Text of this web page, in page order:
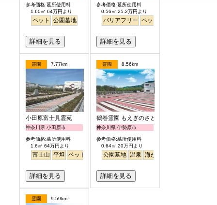
参考価格:墓所使用料
1.60㎡ 64万円より
ペット 公園墓地
詳細を見る
参考価格:墓所使用料
0.56㎡ 25.2万円より
バリアフリー ペット
詳細を見る
霊園 7.77km
小田原富士見霊苑
神奈川県 小田原市
参考価格:墓所使用料
1.6㎡ 64万円より
富士山 平坦 ペット 公園墓地
詳細を見る
霊園 8.56km
鶴巻霊園 もえぎのさと
神奈川県 伊勢原市
参考価格:墓所使用料
0.64㎡ 20万円より
公園墓地 温泉 海がみえる
詳細を見る
霊園 9.59km